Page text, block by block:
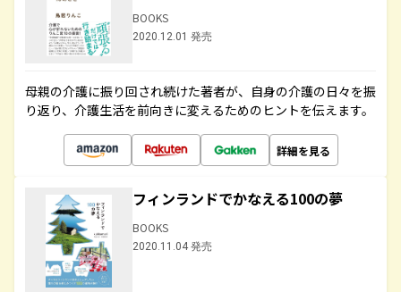
BOOKS
2020.12.01 発売
母親の介護に振り回され続けた著者が、自身の介護の日々を振
り返り、介護生活を前向きに変えるためのヒントを伝えます。
詳細を見る
フィンランドでかなえる100の夢
BOOKS
2020.11.04 発売